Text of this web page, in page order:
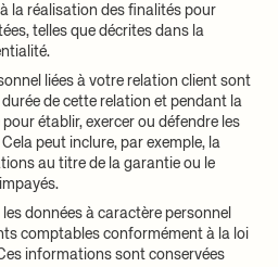
la réalisation des finalités pour
telles que décrites dans la
liées à votre relation client sont
de cette relation et pendant la
établir, exercer ou défendre les
peut inclure, par exemple, la
au titre de la garantie ou le
données à caractère personnel
comptables conformément à la loi
informations sont conservées